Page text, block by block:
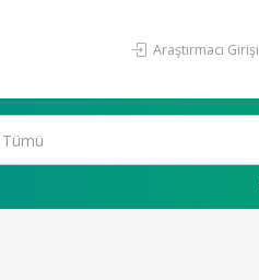
Araştırmacı Girişi